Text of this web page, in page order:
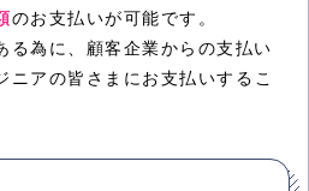
のお支払いが可能です。
る為に、顧客企業からの支払い
ニアの皆さまにお支払いするこ